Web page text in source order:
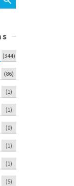
(344)
(86)
(1)
(1)
(0)
(1)
(1)
(5)